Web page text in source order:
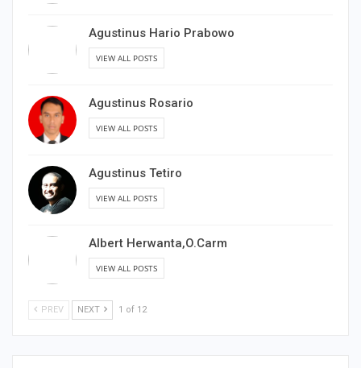
Agustinus Hario Prabowo
VIEW ALL POSTS
Agustinus Rosario
VIEW ALL POSTS
Agustinus Tetiro
VIEW ALL POSTS
Albert Herwanta,O.Carm
VIEW ALL POSTS
PREV NEXT 1 of 12